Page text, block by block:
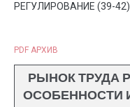
РЕГУЛИРОВАНИЕ (39-42)
PDF АРХИВ
РЫНОК ТРУДА
ОСОБЕННОСТИ